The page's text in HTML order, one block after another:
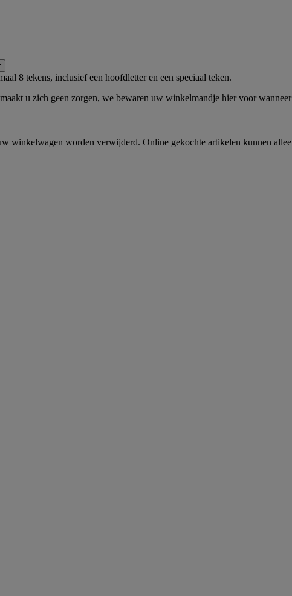
8 tekens, inclusief een hoofdletter en een speciaal teken.
u zich geen zorgen, we bewaren uw winkelmandje hier voor
winkelwagen worden verwijderd. Online gekochte artikelen kunnen